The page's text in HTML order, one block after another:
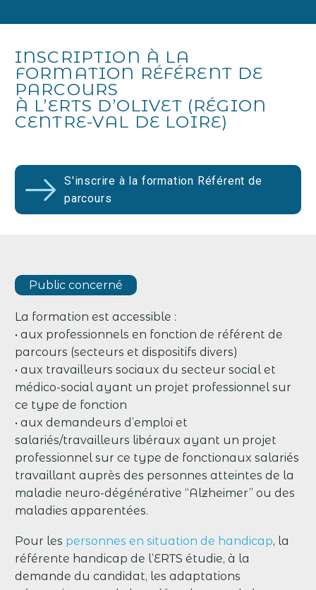
INSCRIPTION À LA
FORMATION RÉFÉRENT DE
PARCOURS
À L’ERTS D’OLIVET (RÉGION
CENTRE-VAL DE LOIRE)
S'inscrire à la formation Référent de
parcours
Public concerné
La formation est accessible :
• aux professionnels en fonction de référent de
parcours (secteurs et dispositifs divers)
• aux travailleurs sociaux du secteur social et
médico-social ayant un projet professionnel sur
ce type de fonction
• aux demandeurs d’emploi et
salariés/travailleurs libéraux ayant un projet
professionnel sur ce type de fonctionaux salariés
travaillant auprès des personnes atteintes de la
maladie neuro-dégénérative “Alzheimer” ou des
maladies apparentées.
Pour les personnes en situation de handicap, la
référente handicap de l’ERTS étudie, à la
demande du candidat, les adaptations